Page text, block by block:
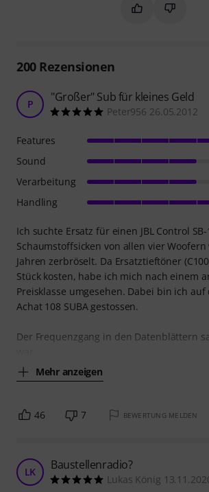
Markieren Sie
200Rezensionen
P "Großer" Sub für kleines Geld
Peter956 26.05.2012
Ich suchte Ersatz für einen JBL Control
Schaumstoffsicken von allen vier
Jahren zerbröselt. Da Ersatztieftöner
Stück kosten, habe ich mich nach einem
Preisklasse umgesehen. Dabei bin ich auf
Achat 108 SUBA gestossen.
Der Frequenzgang in den Datenblättern
Mehr anzeigen
Features
Sound
Verarbeitung
Handling
46 7 BEWERTUNG MELDEN
LK Baustellenradio?
Lukas König